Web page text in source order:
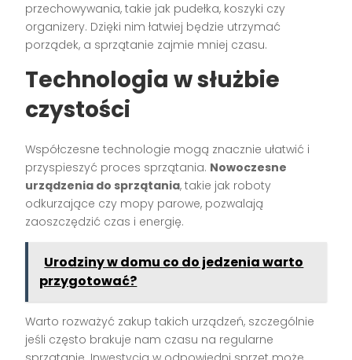
przechowywania, takie jak pudełka, koszyki czy
organizery. Dzięki nim łatwiej będzie utrzymać
porządek, a sprzątanie zajmie mniej czasu.
Technologia w służbie
czystości
Współczesne technologie mogą znacznie ułatwić i
przyspieszyć proces sprzątania. Nowoczesne
urządzenia do sprzątania, takie jak roboty
odkurzające czy mopy parowe, pozwalają
zaoszczędzić czas i energię.
Urodziny w domu co do jedzenia warto
przygotować?
Warto rozważyć zakup takich urządzeń, szczególnie
jeśli często brakuje nam czasu na regularne